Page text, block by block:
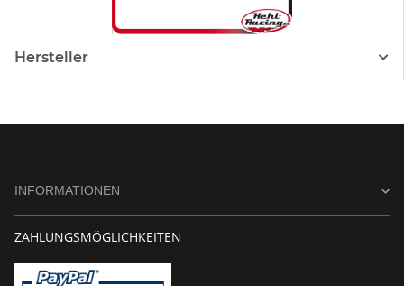
Hersteller
INFORMATIONEN
ZAHLUNGSMÖGLICHKEITEN